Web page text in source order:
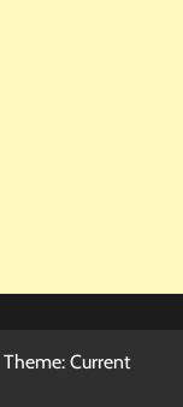
Theme: Current